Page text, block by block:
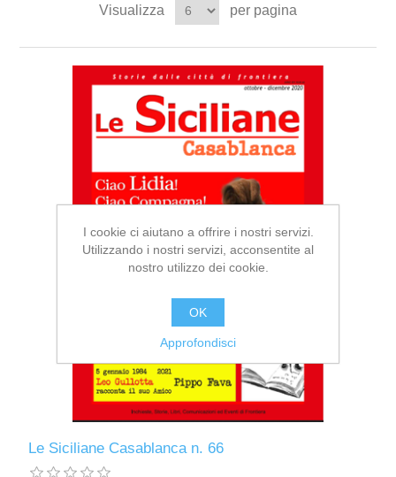
Visualizza per pagina
Le Siciliane Casablanca n. 66
I cookie ci aiutano a offrire i nostri servizi.
Utilizzando i nostri servizi, acconsentite al
nostro utilizzo dei cookie.
OK
Approfondisci